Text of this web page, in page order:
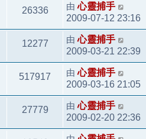
26336 由心靈捕手
2009-07-12 23:16
12277 由心靈捕手
2009-03-21 22:39
517917 由心靈捕手
2009-03-16 21:05
27779 由心靈捕手
2009-02-20 22:36